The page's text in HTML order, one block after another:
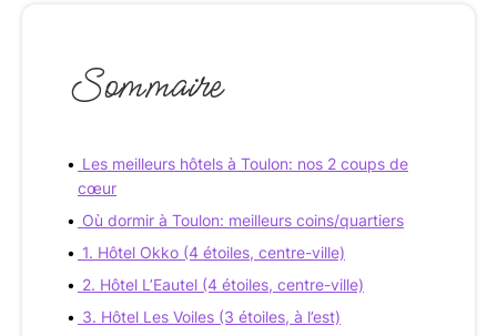
Sommaire
Les meilleurs hôtels à Toulon: nos 2 coups de
cœur
Où dormir à Toulon: meilleurs coins/quartiers
1. Hôtel Okko (4 étoiles, centre-ville)
2. Hôtel L’Eautel (4 étoiles, centre-ville)
3. Hôtel Les Voiles (3 étoiles, à l’est)